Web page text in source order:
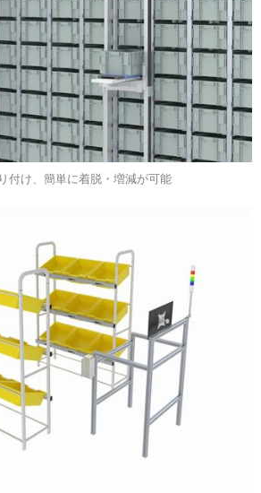
付け、簡単に着脱・増減が可能